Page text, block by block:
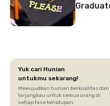
Yuk cari Hunian
untukmu sekarang!
Mewujudkan hunian berkualitas dan
terjangkau untuk semua orang di
setiap fase kehidupan.